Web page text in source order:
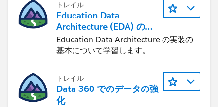
トレイル
Education Data
Architecture (EDA) の管
理
Education Data Architecture の実装の
基本について学習します。
トレイル
Data 360 でのデータの強
化